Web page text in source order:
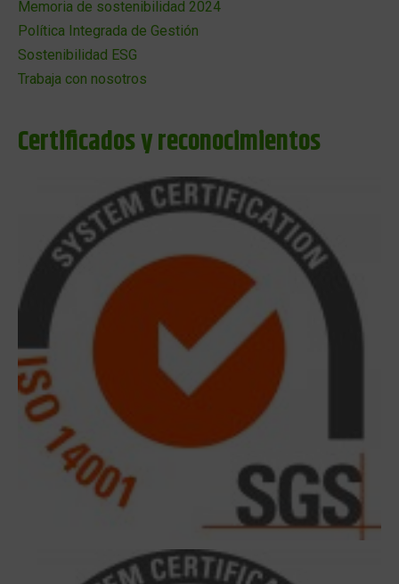
Memoria de sostenibilidad 2024
Política Integrada de Gestión
Sostenibilidad ESG
Trabaja con nosotros
Certificados y reconocimientos